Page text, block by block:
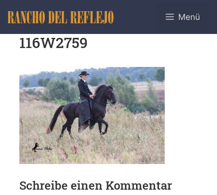
Menü
116W2759
Schreibe einen Kommentar